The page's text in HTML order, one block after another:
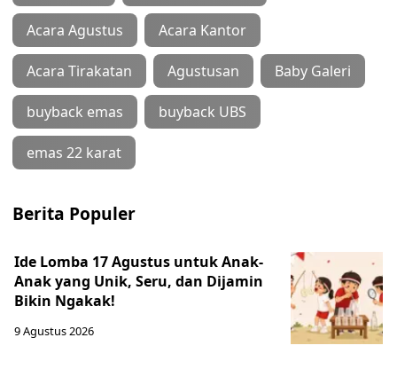
Acara Agustus Acara Kantor
Acara Tirakatan Agustusan Baby Galeri
buyback emas buyback UBS
emas 22 karat
Berita Populer
Ide Lomba 17 Agustus untuk Anak-
Anak yang Unik, Seru, dan Dijamin
Bikin Ngakak!
9 Agustus 2026